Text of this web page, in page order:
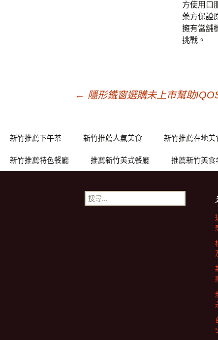
方使用口
藥方保證
擁有當舖
挑戰。
章
導
← 隱形鐵窗選購未上市幫助
新竹推薦下午茶 新竹推薦人氣美食 新竹推薦在地美
新竹推薦特色餐廳 推薦新竹美式餐廳 推薦新竹美食
搜
尋